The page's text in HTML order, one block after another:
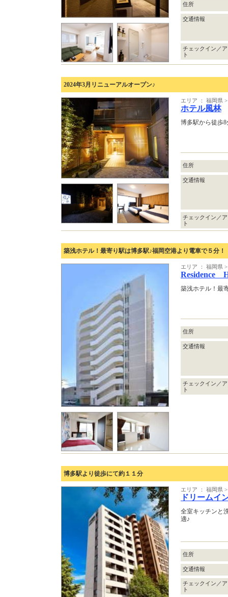
住所
交通情報
チェックイン／
ト
2024年3月リニューアルオープン♪
エリア ： 福岡県
ホテル風林
博多駅から徒歩
住所
交通情報
チェックイン／
ト
築浅ホテル！最寄り駅は博多駅♪福岡空港より電車で５分！
エリア ： 福岡県
Residence
築浅ホテル！最
住所
交通情報
チェックイン／
ト
博多駅より徒歩にて約１１分
エリア ： 福岡県
ドリームイ
全室キッチンと
適♪
住所
交通情報
チェックイン／
ト